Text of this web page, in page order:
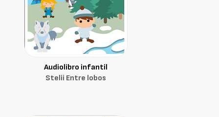
Audiolibro infantil
Stelii Entre lobos